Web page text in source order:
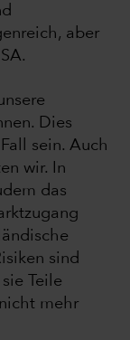
aber
Dies
sein. Auch
wir. In
das
sind
Teile
mehr